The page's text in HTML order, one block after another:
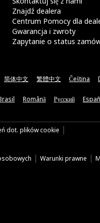
Znajdź dealera
Centrum Pomocy dla
Gwarancja i zwroty
Zapytanie o status
简体中文 繁體中文 Čeština
Română Русский
dot. plików cookie
Warunki prawne